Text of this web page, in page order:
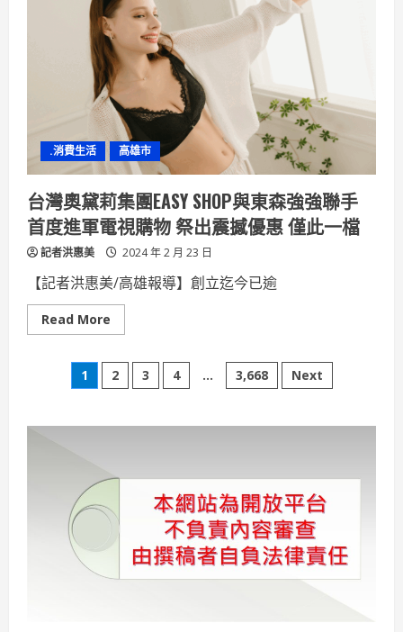
數
經
濟
iPASS
一
卡
通
十
年
有
成
展
現
豐
富
多
元
支
付
生
系
.消費生活 高雄市
台灣奧黛莉集團EASY SHOP與東森強強聯手
首度進軍電視購物 祭出震撼優惠 僅此一檔
記者洪惠美 2024 年 2 月 23 日
【記者洪惠美/高雄報導】創立迄今已逾
Read More
more
灣
奧
黛
團
東
強
強
聯
進
文
章
頁
1 2 3 4 ... 3,668 Next